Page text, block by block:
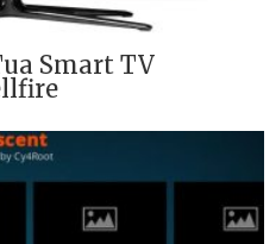
Smart TV